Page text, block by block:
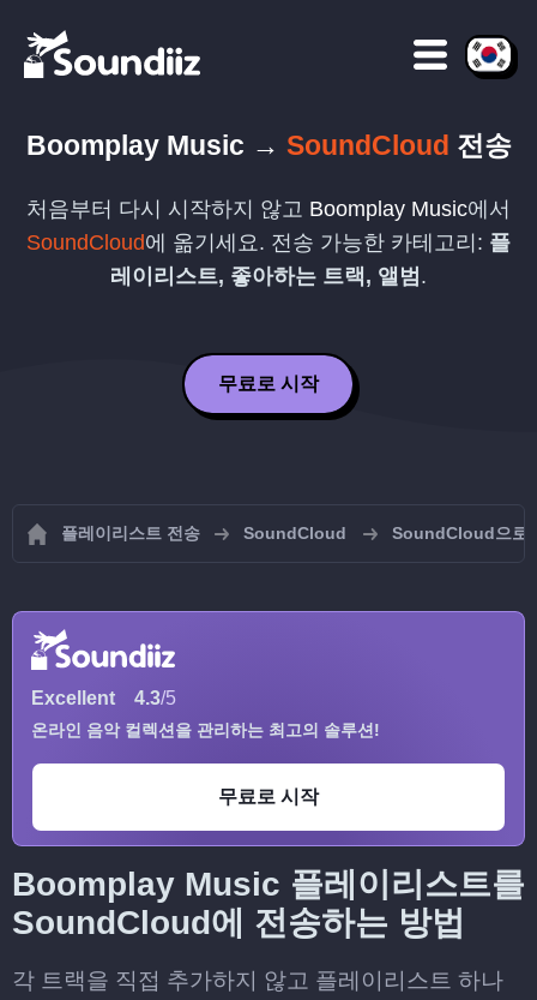
Boomplay Music → SoundCloud 전송
처음부터 다시 시작하지 않고 Boomplay Music에서
SoundCloud에 옮기세요. 전송 가능한 카테고리: 플
레이리스트, 좋아하는 트랙, 앨범 .
무료로 시작
플레이리스트 전송 SoundCloud SoundCloud으로
Excellent 4.3/5
온라인 음악 컬렉션을 관리하는 최고의 솔루션!
무료로 시작
Boomplay Music 플레이리스트를
SoundCloud에 전송하는 방법
각 트랙을 직접 추가하지 않고 플레이리스트 하나